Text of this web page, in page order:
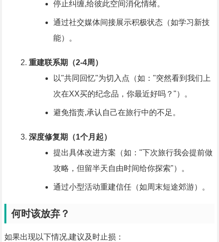
停止纠缠,给彼此空间消化情绪。
通过社交媒体间接展示积极状态（如学习新技
能）。
重建联系期（2-4周）
以"共同回忆"为切入点（如："突然看到我们上
次在XX买的纪念品，你最近好吗？"）。
避免指责,承认自己在旅行中的不足。
深度修复期（1个月起）
提出具体改进方案（如："下次旅行我会提前做
攻略，但留半天自由时间给你探索"）。
通过小型活动重建信任（如周末短途郊游）。
何时该放弃？
如果出现以下情况,建议及时止损：